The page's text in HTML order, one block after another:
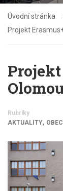
Úvodní stránka
Projekt
Rubriky
AKTUALITY,